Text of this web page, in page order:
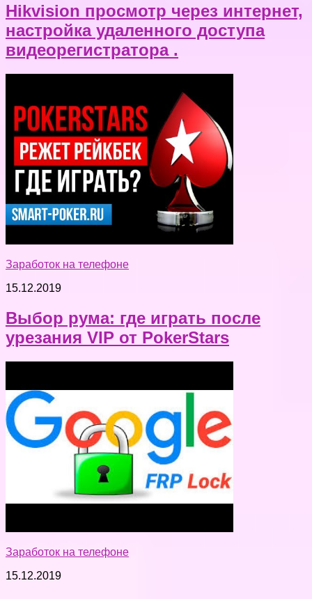
Hikvision просмотр через интернет,
настройка удаленного доступа
видеорегистратора .
Заработок на телефоне
15.12.2019
Выбор рума: где играть после
урезания VIP от PokerStars
Заработок на телефоне
15.12.2019